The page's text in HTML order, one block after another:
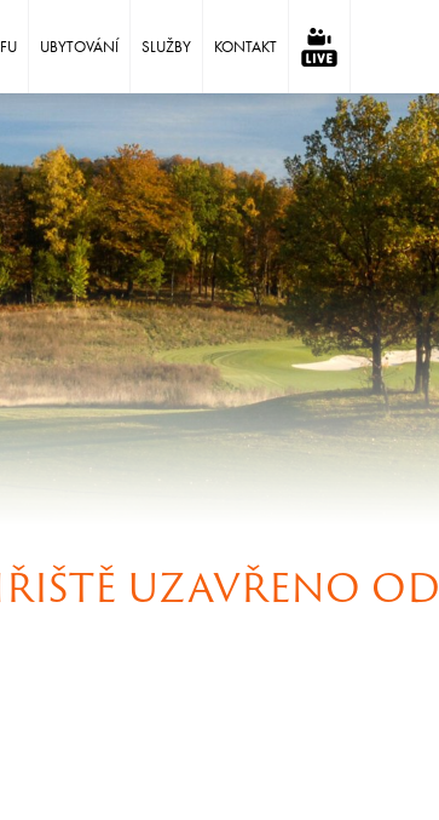
UBYTOVÁNÍ SLUŽBY KONTAKT ⠀
UZAVŘENO OD